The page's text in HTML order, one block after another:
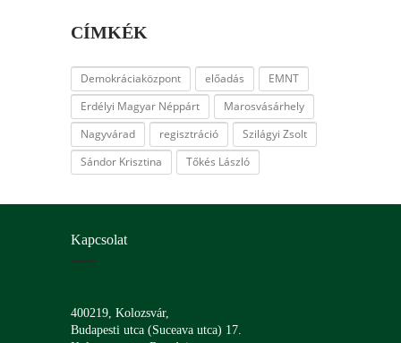
CÍMKÉK
Demokráciaközpont előadás
EMNT
Erdélyi Magyar Néppárt
Marosvásárhely
Nagyvárad
regisztráció
Szilágyi Zsolt
Sándor Krisztina
Tőkés László
Kapcsolat
400219, Kolozsvár,
Budapesti utca (Suceava utca) 17.